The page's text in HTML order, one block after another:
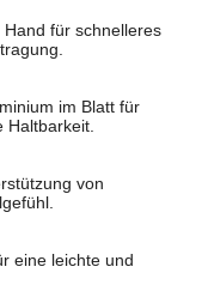
für schnelleres
im Blatt für
Haltbarkeit.
von
eine leichte und